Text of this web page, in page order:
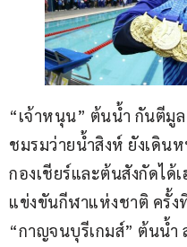
“เจ้าหนุน” ต้นน้ำ กันตีมู
ชมรมว่ายน้ำสิงห์ ยังเดิน
กองเชียร์และต้นสังกัดได้
แข่งขันกีฬาแห่งชาติ ครั้ง
“กาญจนบุรีเกมส์” ต้นน้ำ